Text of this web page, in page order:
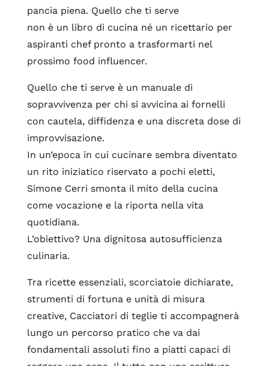
pancia piena. Quello che ti serve
non è un libro di cucina né un ricettario per
aspiranti chef pronto a trasformarti nel
prossimo food influencer.
Quello che ti serve è un manuale di
sopravvivenza per chi si avvicina ai fornelli
con cautela, diffidenza e una discreta dose di
improvvisazione.
In un’epoca in cui cucinare sembra diventato
un rito iniziatico riservato a pochi eletti,
Simone Cerri smonta il mito della cucina
come vocazione e la riporta nella vita
quotidiana.
L’obiettivo? Una dignitosa autosufficienza
culinaria.
Tra ricette essenziali, scorciatoie dichiarate,
strumenti di fortuna e unità di misura
creative, Cacciatori di teglie ti accompagnerà
lungo un percorso pratico che va dai
fondamentali assoluti fino a piatti capaci di